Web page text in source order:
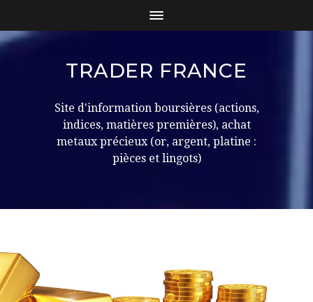
TRADER FRANCE
Site d'information boursières (actions,
indices, matières premières), achat
metaux précieux (or, argent, platine :
pièces et lingots)